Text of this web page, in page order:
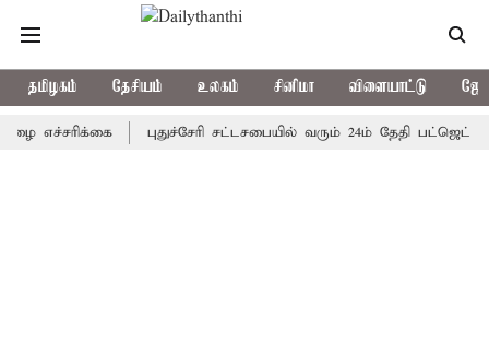
தமிழகம் தேசியம் உலகம் சினிமா விளையாட்டு
புதுச்சேரி சட்டசபையில் வரும் 24ம் தேதி பட்ஜெட்